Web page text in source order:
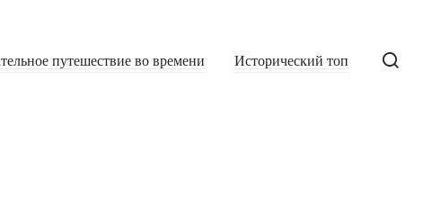
путешествие во времени Исторический топ